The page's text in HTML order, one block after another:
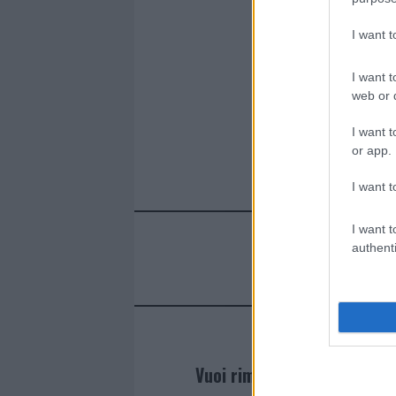
I want
I want
web or
I want
or app.
I want
I want
Vuoi rimanere sempre